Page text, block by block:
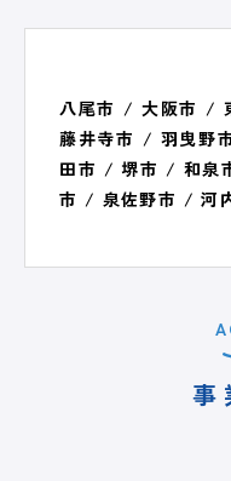
八尾市 / 大阪市 /
藤井寺市 / 羽曳野
田市 / 堺市 / 和泉
市 / 泉佐野市 / 河
事